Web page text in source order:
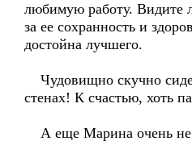
любимую работу. Видите
за ее сохранность и
достойна лучшего.
Чудовищно скучно
стенах! К счастью, хоть
А еще Марина очень не